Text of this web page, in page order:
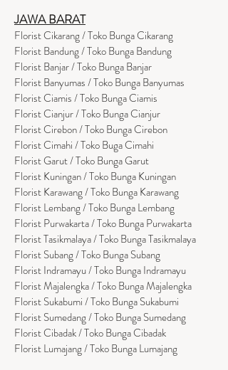
JAWA BARAT
Florist Cikarang/ Toko Bunga Cikarang
Florist Bandung / Toko Bunga Bandung
Florist Banjar / Toko Bunga Banjar
Florist Banyumas / Toko Bunga Banyumas
Florist Ciamis / Toko Bunga Ciamis
Florist Cianjur / Toko Bunga Cianjur
Florist Cirebon / Toko Bunga Cirebon
Florist Cimahi / Toko Buga Cimahi
Florist Garut / Toko Bunga Garut
Florist Kuningan / Toko Bunga Kuningan
Florist Karawang / Toko Bunga Karawang
Florist Lembang / Toko Bunga Lembang
Florist Purwakarta / Toko Bunga Purwakarta
Florist Tasikmalaya / Toko Bunga Tasikmalaya
Florist Subang / Toko Bunga Subang
Florist Indramayu / Toko Bunga Indramayu
Florist Majalengka / Toko Bunga Majalengka
Florist Sukabumi / Toko Bunga Sukabumi
Florist Sumedang / Toko Bunga Sumedang
Florist Cibadak / Toko Bunga Cibadak
Florist Lumajang / Toko Bunga Lumajang